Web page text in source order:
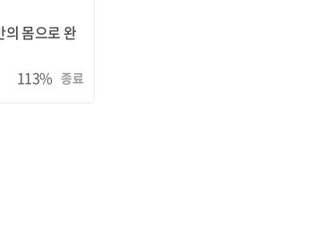
의 몸으로 완
종료
113%